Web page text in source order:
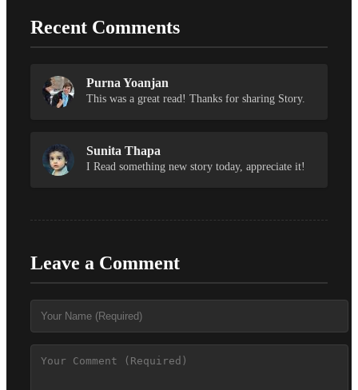
Recent Comments
Purna Yoanjan
This was a great read! Thanks for sharing Story.
Sunita Thapa
I Read something new story today, appreciate it!
Leave a Comment